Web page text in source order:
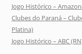
Jogo Histórico –
Clubes do Paraná –
Platina)
Jogo Histórico – ABC